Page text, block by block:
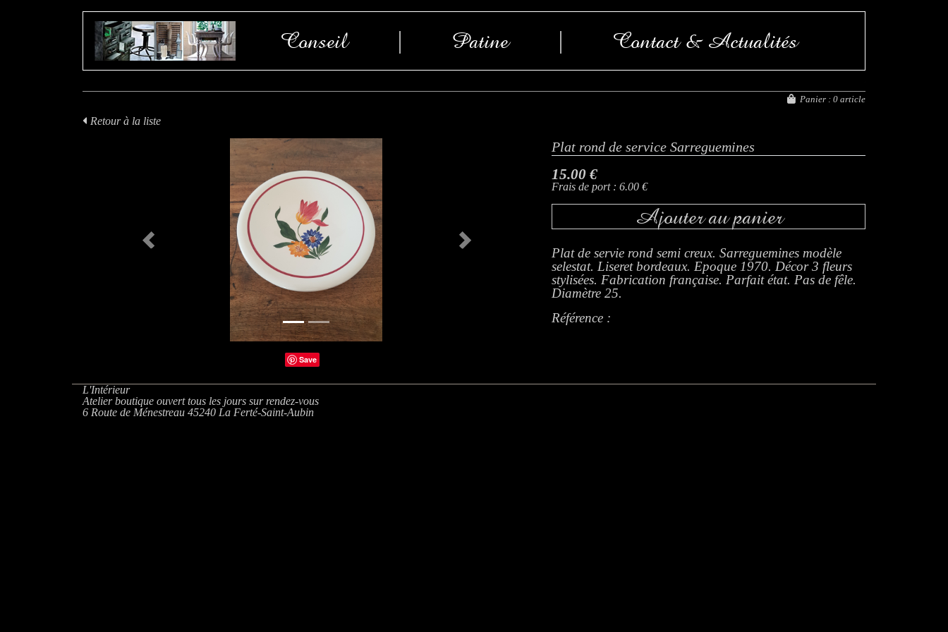
Conseil Patine Contact & Actualités
Panier : 0 article
Retour à la liste
Previous Next
Save
Plat rond de service Sarreguemines
15.00 €
Frais de port : 6.00 €
Ajouter au panier
Plat de servie rond semi creux. Sarreguemines modèle
selestat. Liseret bordeaux. Epoque 1970. Décor 3 fleurs
stylisées. Fabrication française. Parfait état. Pas de fêle.
Diamètre 25.
Référence :
L'Intérieur
Atelier boutique ouvert tous les jours sur rendez-vous
6 Route de Ménestreau 45240 La Ferté-Saint-Aubin